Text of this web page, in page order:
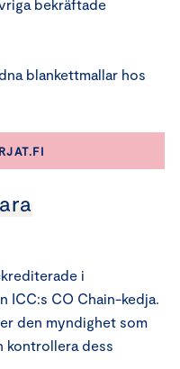
bekräftade
blankettmallar hos
i
ICC:s CO Chain-kedja.
den myndighet som
kontrollera dess